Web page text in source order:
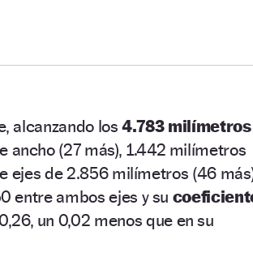
alcanzando los4.783 milímetros
ancho (27 más), 1.442 milímetros
ejes de 2.856 milímetros (46
entre ambos ejes y su
un 0,02 menos que en su